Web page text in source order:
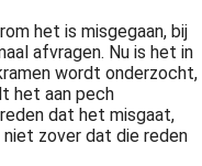
het is misgegaan, bij
afvragen. Nu is het in
wordt onderzocht,
het aan pech
dat het misgaat,
zover dat die reden